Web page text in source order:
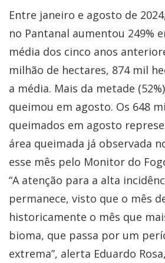
Entre janeiro e agosto de
no Pantanal aumentou 249%
média dos cinco anos
milhão de hectares, 874 mil
a média. Mais da metade
queimou em agosto. Os 648
queimados em agosto
área queimada já observada
esse mês pelo Monitor do
“A atenção para a alta
permanece, visto que o mês
historicamente o mês que
bioma, que passa por um
extrema”, alerta Eduardo